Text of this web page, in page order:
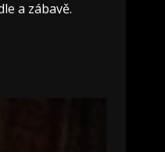
a zábavě.